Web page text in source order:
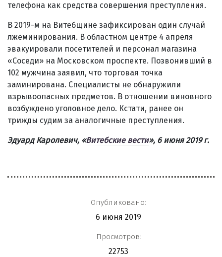
телефона как средства совершения преступления.
В 2019-м на Витебщине зафиксирован один случай
лжеминирования. В областном центре 4 апреля
эвакуировали посетителей и персонал магазина
«Соседи» на Московском проспекте. Позвонивший в
102 мужчина заявил, что торговая точка
заминирована. Специалисты не обнаружили
взрывоопасных предметов. В отношении виновного
возбуждено уголовное дело. Кстати, ранее он
трижды судим за аналогичные преступления.
Эдуард Каролевич, «Витебские вести», 6 июня 2019 г.
Опубликовано:
6 июня 2019
Просмотров:
22753